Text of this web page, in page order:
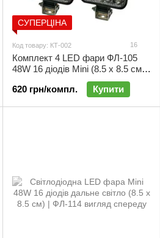
СУПЕРЦІНА
Код товару: КТ-002 16
Комплект 4 LED фари ФЛ-105
48W 16 діодів Мini (8.5 х 8.5 см) |
620 грн/компл.
Купити